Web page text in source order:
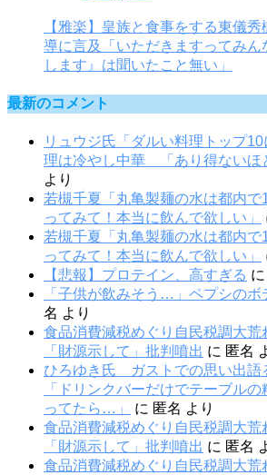
【雅楽】皇族と食事をする東儀
導に言及「いただきますってみん
します』は聞いたこと無い」
最新のコメント
リュウジ氏「ダルい料理トップ
理は冷やし中華 「あり得ないほ
より
若槻千夏「丸亀製麺の水は都内
ってみて！本当に飲んで欲しい」
若槻千夏「丸亀製麺の水は都内
ってみて！本当に飲んで欲しい」
【悲報】プロテイン、高すぎる に
「子供が飲みそう…」ペプシのボ
名 より
食品消費減税めぐり自民税調大
「財源示して」批判噴出 に 匿名
ひろゆき氏 ガストでの思い出語
「ドリンクバーだけでテーブルの
ってたら…」
に 匿名 より
食品消費減税めぐり自民税調大
「財源示して」批判噴出 に 匿名
食品消費減税めぐり自民税調大